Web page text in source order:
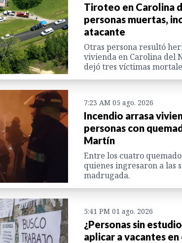
Tiroteo en Carolina
personas muertas,
atacante
Otras persona resultó
vivienda en Carolina del
dejó tres víctimas
7:23 AM 05 ago. 2026
Incendio arrasa
personas con
Martín
Entre los cuatro
quienes ingresaron a las
madrugada.
5:41 PM 01 ago. 2026
¿Personas sin
aplicar a vacantes